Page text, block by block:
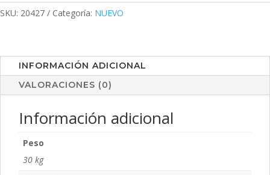
SKU: 20427 Categoría: NUEVO
INFORMACIÓN ADICIONAL
VALORACIONES (0)
Información adicional
Peso
30 kg